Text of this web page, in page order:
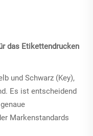
das Etikettendrucken
und Schwarz (Key),
Es ist entscheidend
Markenstandards